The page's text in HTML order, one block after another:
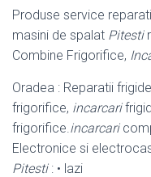
Produse service
masini de spalat Pitesti
Combine Frigorifice,
Oradea : Reparatii
frigorifice, incarcari
frigorifice.incarcari
Electronice si
Pitesti: • lazi